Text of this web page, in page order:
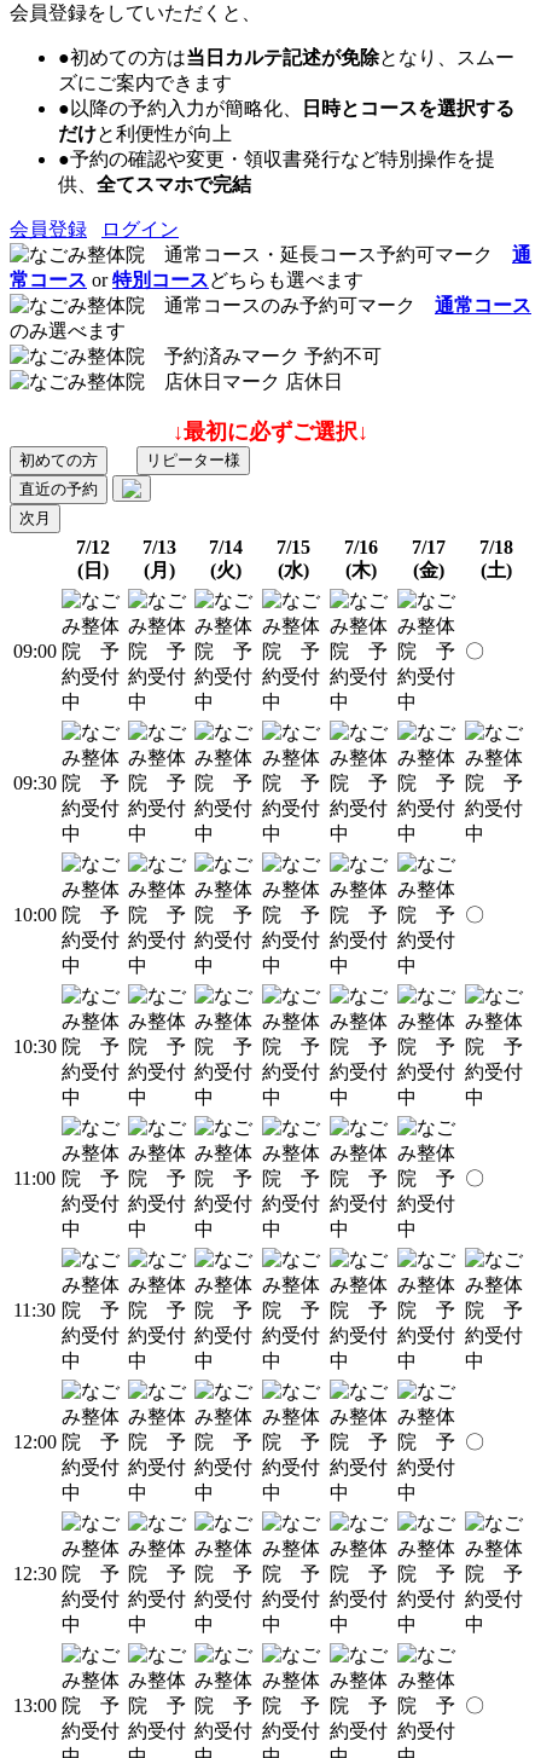
会員登録をしていただくと、
●初めての方は当日カルテ記述が免除となり、スムー
ズにご案内できます
●以降の予約入力が簡略化、
日時とコースを選択する
だけと利便性が向上
●予約の確認や変更・領収書発行など特別操作を提
供、 全てスマホで完結
会員登録
ログイン
通
常コース or特別コースどちらも選べます
通常コース
のみ選べます
予約不可
店休日
↓最初に必ずご選択↓
初めての方
リピーター様
直近の予約
次月
7/12
(日)
7/13
(月)
7/14
(火)
7/15
(水)
7/16
(木)
7/17
(金)
7/18
(土)
09:00 〇
09:30
10:00 〇
10:30
11:00 〇
11:30
12:00 〇
12:30
13:00 〇